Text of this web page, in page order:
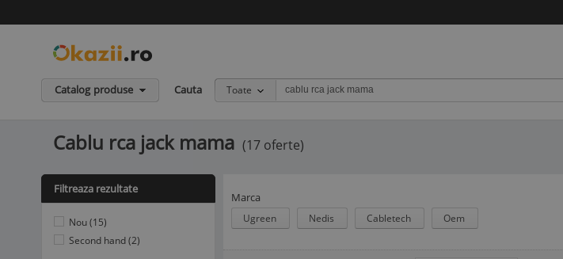
Catalog produse Cauta Toate
Cablu rca jack mama (17 oferte)
Marca
Ugreen Nedis Cabletech Oem
Filtreaza rezultate
Nou (15)
Second hand (2)